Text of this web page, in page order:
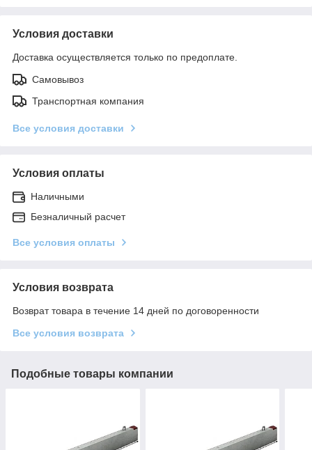
Условия доставки
Доставка осуществляется только по предоплате.
Самовывоз
Транспортная компания
Все условия доставки
Условия оплаты
Наличными
Безналичный расчет
Все условия оплаты
Условия возврата
Возврат товара в течение 14 дней по договоренности
Все условия возврата
Подобные товары компании